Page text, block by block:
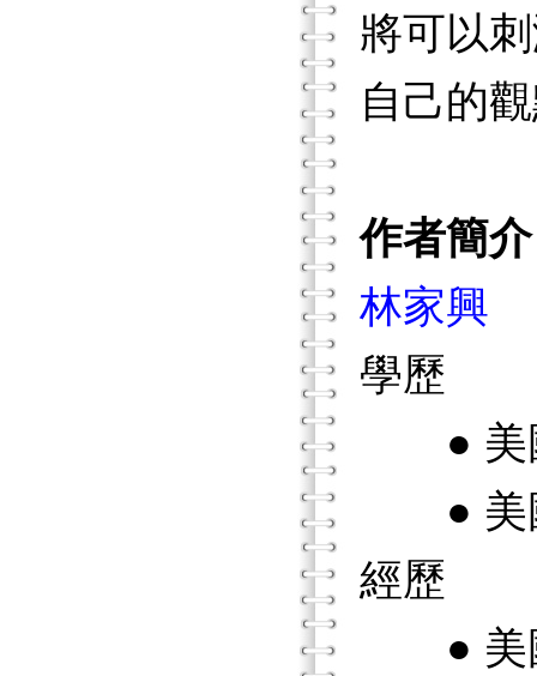
將可以
自己的
作者簡介
林家興
學歷
● 美國
● 美國
經歷
● 美國